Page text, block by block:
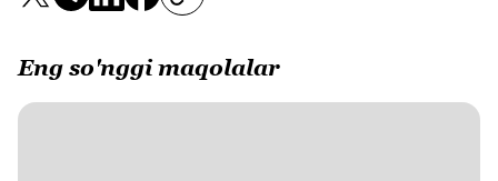
Eng so'nggi maqolalar